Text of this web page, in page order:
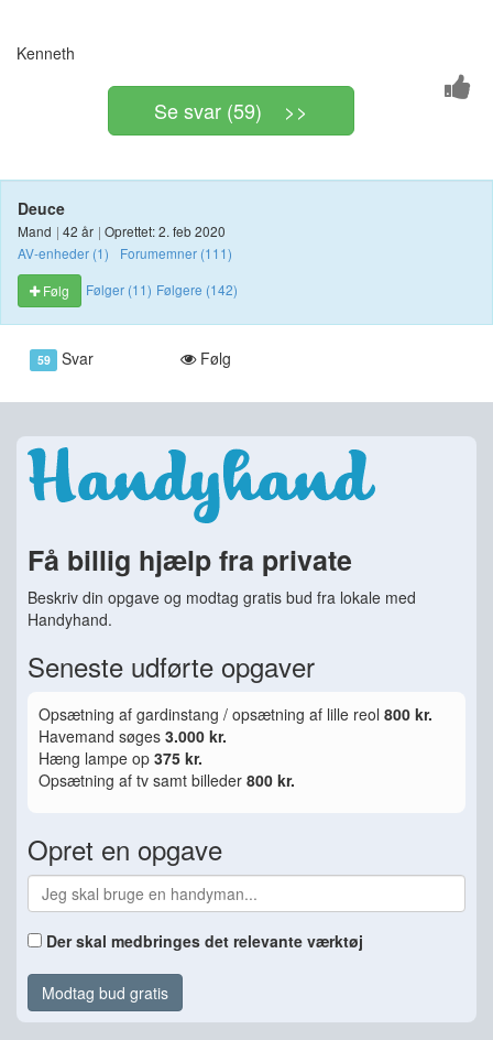
Kenneth
Se svar (59) >>
Deuce
Mand | 42 år | Oprettet: 2. feb 2020
AV-enheder (1)
Forumemner (111)
Følg
Følger (11) Følgere (142)
59 Svar Følg
Få billig hjælp fra private
Beskriv din opgave og modtag gratis bud fra lokale med
Handyhand.
Seneste udførte opgaver
Opsætning af gardinstang / opsætning af lille reol 800 kr.
Havemand søges 3.000 kr.
Hæng lampe op 375 kr.
Opsætning af tv samt billeder 800 kr.
Opret en opgave
Der skal medbringes det relevante værktøj
Modtag bud gratis